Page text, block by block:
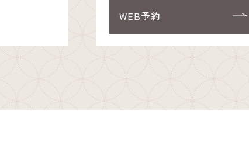
WEB予約